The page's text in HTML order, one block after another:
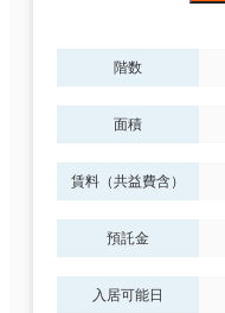
階数
面積
賃料（共益費含）
預託金
入居可能日